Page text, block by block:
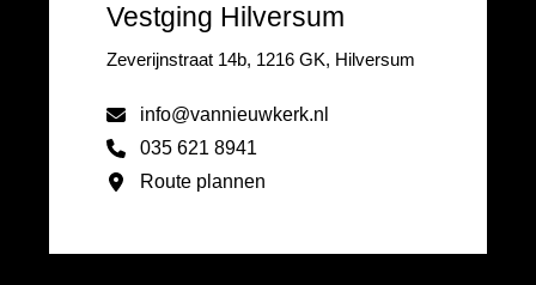
Vestging Hilversum
Zeverijnstraat 14b, 1216 GK, Hilversum
info@vannieuwkerk.nl
035 621 8941
Route plannen